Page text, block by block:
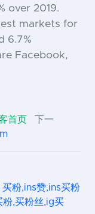
over 2019.
markets for
6.7%
Facebook,
首页
下一
粉,ins赞,ins买粉
,买粉丝,ig买